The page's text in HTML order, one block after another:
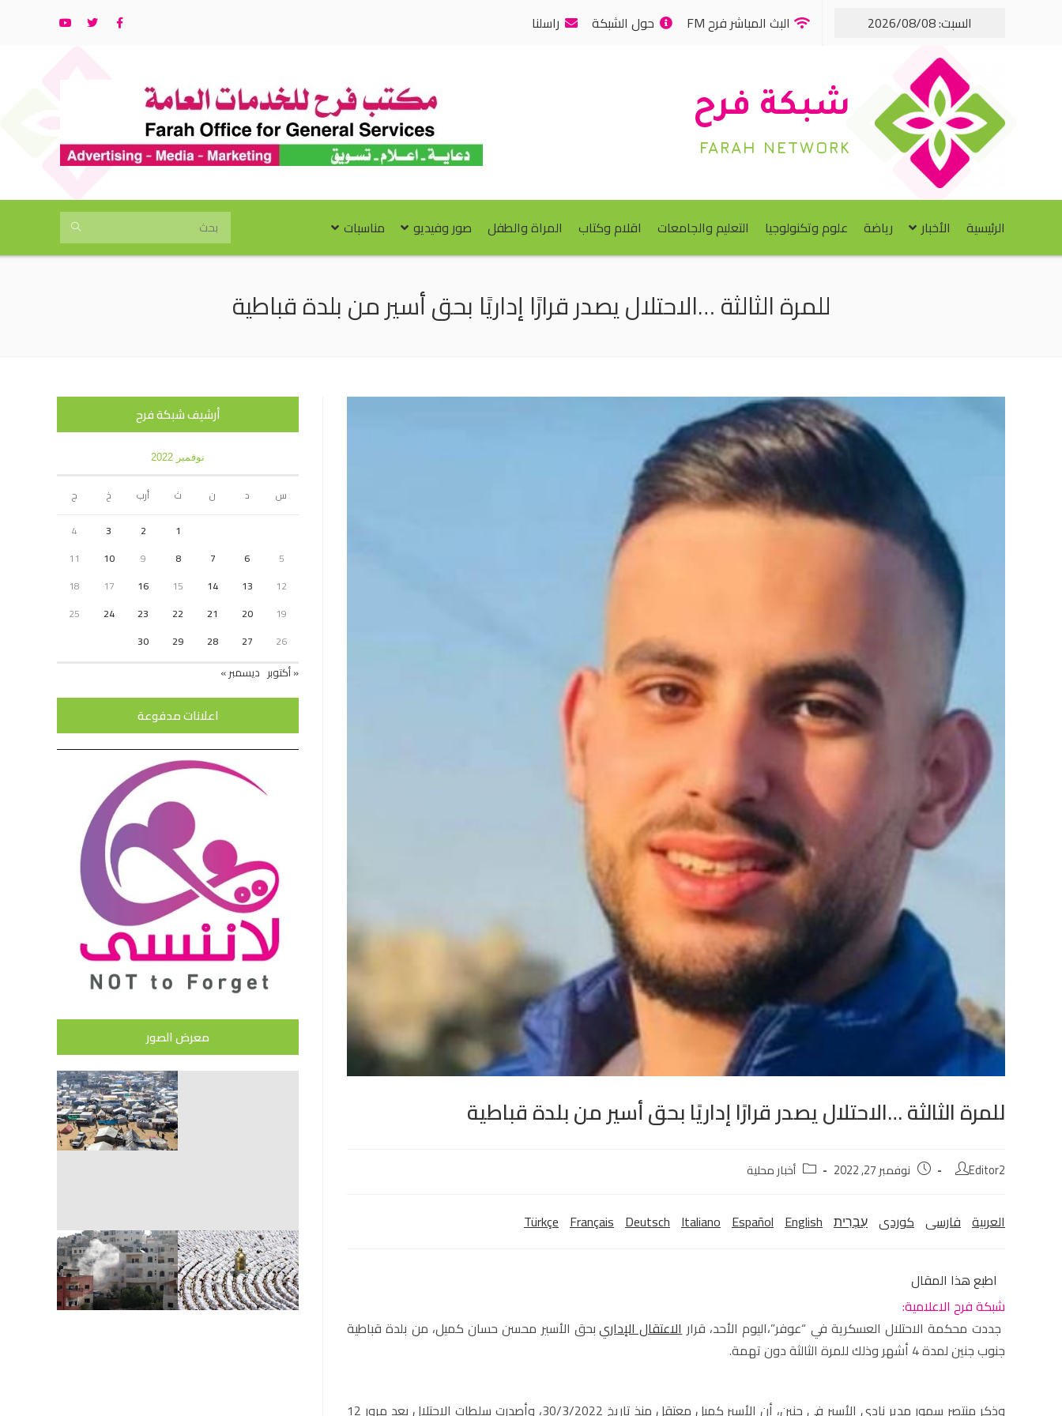
السبت: 2026/08/08 البث المباشر فرح FM حول الشبكة راسلنا
شبكة فرح
FARAH NETWORK
الرئيسية الأخبار رياضة علوم وتكنولوجيا التعليم والجامعات اقلام وكتاب المراة والطفل صور وفيديو مناسبات
للمرة الثالثة …الاحتلال يصدر قرارًا إداريًا بحق أسير من بلدة قباطية
للمرة الثالثة …الاحتلال يصدر قرارًا إداريًا بحق أسير من بلدة قباطية
Editor2 نوفمبر 27, 2022 أخبار محلية
العربية فارسی كوردی‎ עִבְרִית Türkçe Français Deutsch Italiano Español English
اطبع هذا المقال
شبكة فرح الاعلامية:
جددت محكمة الاحتلال العسكرية في “عوفر”،اليوم الأحد، قرارالاعتقال الإداريبحق الأسير محسن حسان كميل، من بلدة قباطية
جنوب جنين لمدة 4 أشهر وذلك للمرة الثالثة دون تهمة.
وذكر منتصر سمور مدير نادي الأسير في جنين، أن الأسير كميل معتقل منذ تاريخ 30/3/2022، وأصدرت سلطات الاحتلال بعد مرور 12
أرشيف شبكة فرح
نوفمبر 2022
س د ن ث أرب خ
ج
1
2
3
4
5
6
7
8
9
10
11
12
13
14
15
16
17
18
19
20
21
22
23
24
25
26
27
28
29
30
« أكتوبر ديسمبر »
اعلانات مدفوعة
معرض الصور